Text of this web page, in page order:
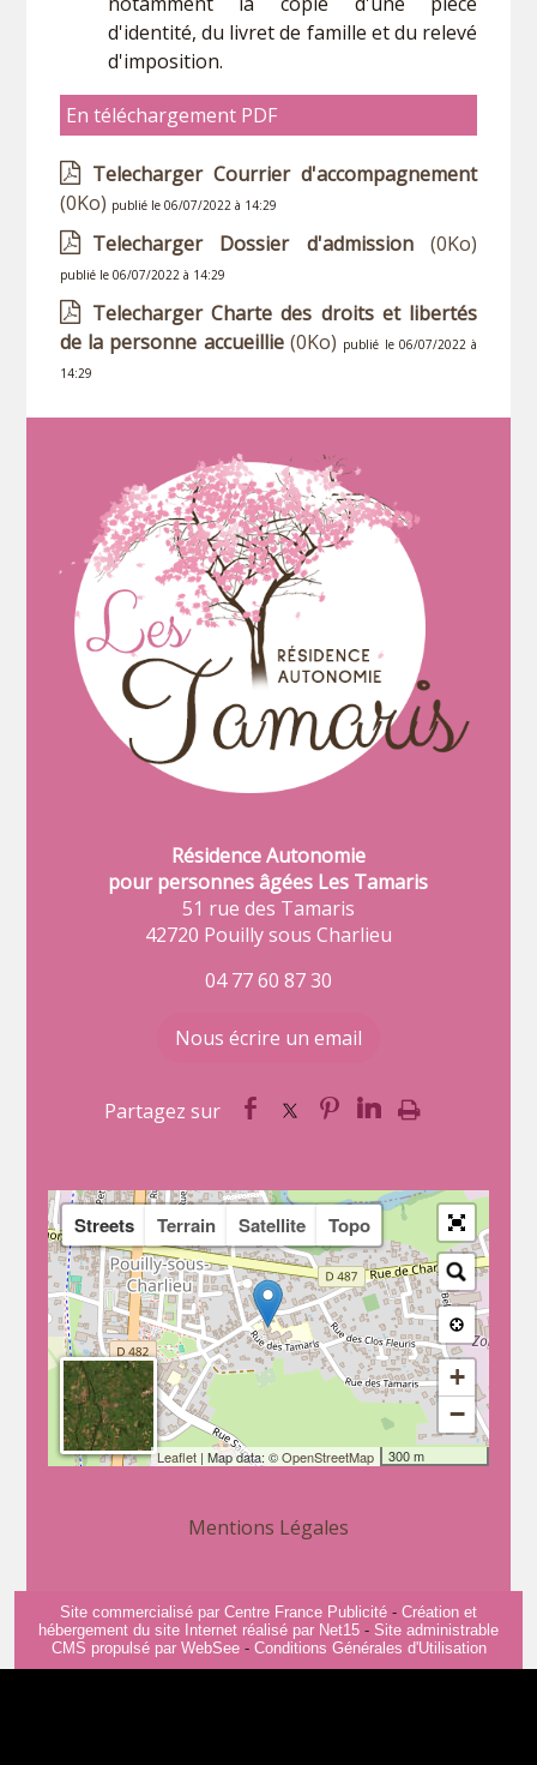
d'identité, du livret de famille et du relevé
d'imposition.
En téléchargement PDF
Telecharger Courrier d'accompagnement
(0Ko) publié le 06/07/2022 à 14:29
Telecharger Dossier d'admission(0Ko)
publié le 06/07/2022 à 14:29
Telecharger Charte des droits et libertés
de la personne accueillie(0Ko) publié le 06/07/2022 à
14:29
Résidence Autonomie
pour personnes âgées Les Tamaris
51 rue des Tamaris
42720 Pouilly sous Charlieu
04 77 60 87 30
Nous écrire un email
Streets Terrain Satellite Topo
+
−
300 m
Leaflet| Map data: ©OpenStreetMap
Mentions Légales
Site commercialisé par Centre France Publicité - Création et
hébergement du site Internet réalisé par Net15 - Site administrable
CMS propulsé par WebSee- Conditions Générales d'Utilisation